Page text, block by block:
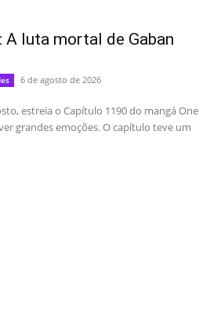
A luta mortal de Gaban
6 de agosto de 2026
estreia o Capítulo 1190 do mangá One
grandes emoções. O capítulo teve um